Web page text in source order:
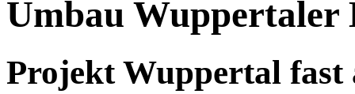
Umbau Wuppertaler
Projekt Wuppertal fast